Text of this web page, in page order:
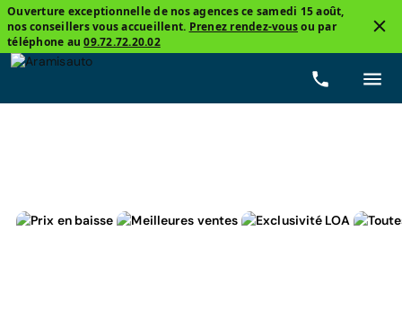
Ouverture exceptionnelle de nos agences ce samedi 15 août,
nos conseillers vous accueillent. Prenez rendez-vousou par
téléphone au09.72.72.20.02
Hybride non-rechargeable